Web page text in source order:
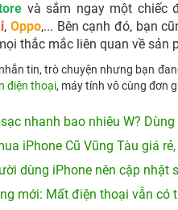
và sắm ngay một chiếc
,Oppo,... Bên cạnh đó, bạn
thắc mắc liên quan về sản
tin, trò chuyện nhưng bạn
điện thoại, máy tính vô cùng đơn
nhanh bao nhiêu W?
iPhone Cũ Vũng Tàu giá
dùng iPhone nên cập nhật
mới: Mất điện thoại vẫn có